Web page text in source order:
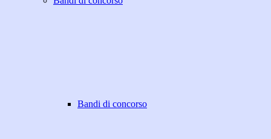
Bandi di concorso